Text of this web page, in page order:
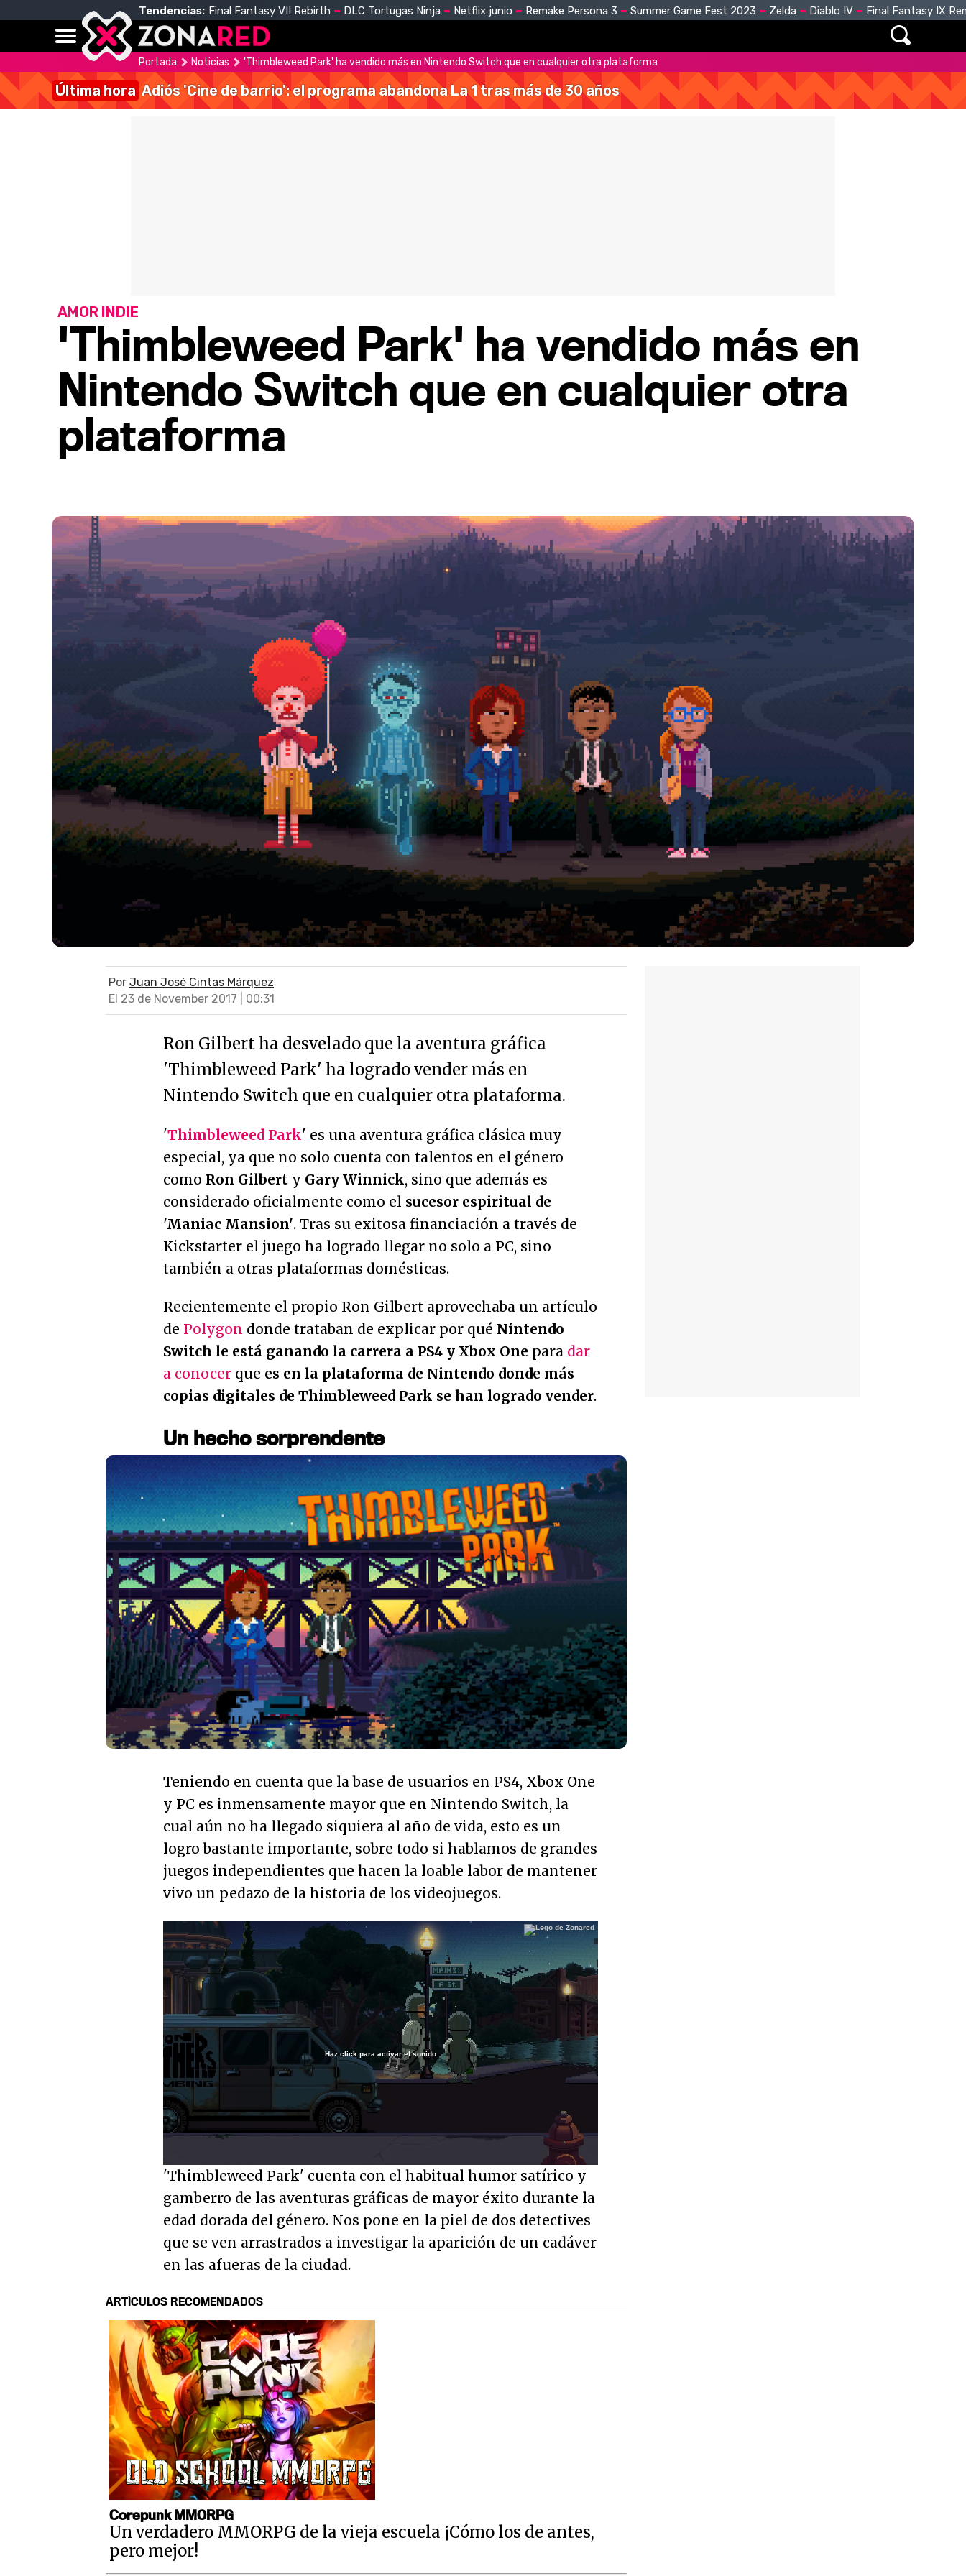
Tendencias: Final Fantasy VII Rebirth DLC Tortugas Ninja Netflix junio Remake Persona 3 Summer Game Fest 2023 Zelda Diablo IV Final Fantasy IX
Portada Noticias 'Thimbleweed Park' ha vendido más en Nintendo Switch que en cualquier otra plataforma
Última hora Adiós 'Cine de barrio': el programa abandona La 1 tras más de 30 años
'Thimbleweed Park' ha vendido más en
Nintendo Switch que en cualquier otra
plataforma
AMOR INDIE
Por Juan José Cintas Márquez
El 23 de November 2017 | 00:31
Ron Gilbert ha desvelado que la aventura gráfica
'Thimbleweed Park' ha logrado vender más en
Nintendo Switch que en cualquier otra plataforma.
'Thimbleweed Park' es una aventura gráfica clásica muy
especial, ya que no solo cuenta con talentos en el género
como Ron Gilbert y Gary Winnick, sino que además es
considerado oficialmente como el sucesor espiritual de
'Maniac Mansion'. Tras su exitosa financiación a través de
Kickstarter el juego ha logrado llegar no solo a PC, sino
también a otras plataformas domésticas.
Recientemente el propio Ron Gilbert aprovechaba un artículo
de Polygon donde trataban de explicar por qué Nintendo
Switch le está ganando la carrera a PS4 y Xbox One para dar
a conocer que es en la plataforma de Nintendo donde más
copias digitales de Thimbleweed Park se han logrado vender.
Un hecho sorprendente
Teniendo en cuenta que la base de usuarios en PS4, Xbox One
y PC es inmensamente mayor que en Nintendo Switch, la
cual aún no ha llegado siquiera al año de vida, esto es un
logro bastante importante, sobre todo si hablamos de grandes
juegos independientes que hacen la loable labor de mantener
vivo un pedazo de la historia de los videojuegos.
Loaded:
21.41%
Haz click para activar el sonido
'Thimbleweed Park' cuenta con el habitual humor satírico y
gamberro de las aventuras gráficas de mayor éxito durante la
edad dorada del género. Nos pone en la piel de dos detectives
que se ven arrastrados a investigar la aparición de un cadáver
en las afueras de la ciudad.
ARTÍCULOS RECOMENDADOS
Corepunk MMORPG
Un verdadero MMORPG de la vieja escuela ¡Cómo los de antes,
pero mejor!